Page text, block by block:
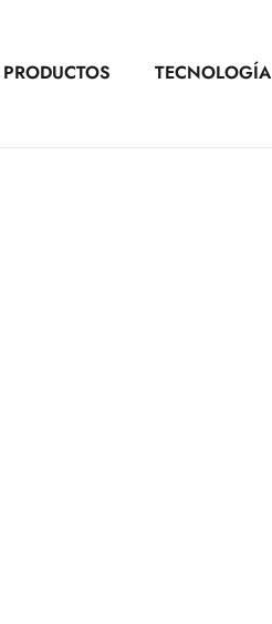
PRODUCTOS TECNOLOGÍA